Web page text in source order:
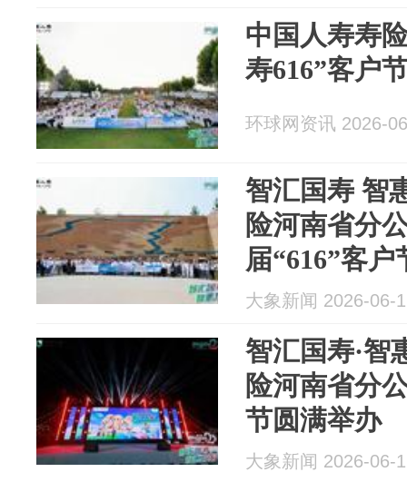
中国人寿寿
寿616”客户
环球网资讯 2026-
智汇国寿 智
险河南省分
届“616”客户
大象新闻 2026-06-
智汇国寿·智
险河南省分
节圆满举办
大象新闻 2026-06-